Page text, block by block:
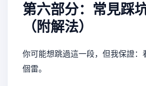
第六部分：常見踩
（附解法）
你可能想跳過這一段，但我保證：
個雷。